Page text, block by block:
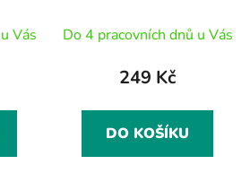
Vás Do 4 pracovních dnů u Vás
249 Kč
DO KOŠÍKU